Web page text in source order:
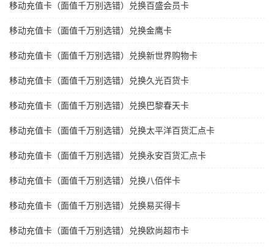
移动充值卡（面值千万别选错）兑换百盛会员卡
移动充值卡（面值千万别选错）兑换金鹰卡
移动充值卡（面值千万别选错）兑换新世界购物卡
移动充值卡（面值千万别选错）兑换久光百货卡
移动充值卡（面值千万别选错）兑换巴黎春天卡
移动充值卡（面值千万别选错）兑换太平洋百货汇点卡
移动充值卡（面值千万别选错）兑换永安百货汇点卡
移动充值卡（面值千万别选错）兑换八佰伴卡
移动充值卡（面值千万别选错）兑换易买得卡
移动充值卡（面值千万别选错）兑换欧尚超市卡